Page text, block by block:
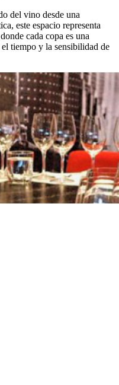
del vino desde una
este espacio representa
cada copa es una
tiempo y la sensibilidad de